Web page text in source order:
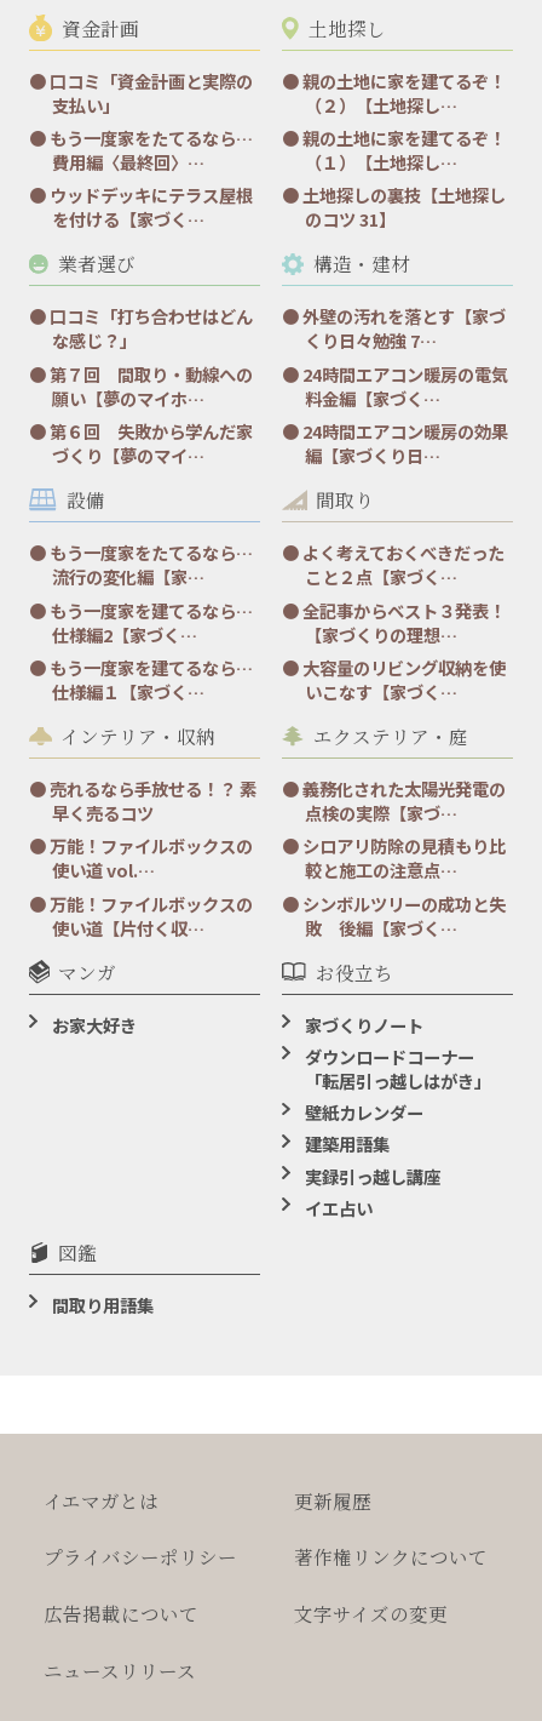
資金計画
口コミ「資金計画と実際の
支払い」
もう一度家をたてるなら…
費用編〈最終回〉…
ウッドデッキにテラス屋根
を付ける【家づく…
土地探し
親の土地に家を建てるぞ！
（２）【土地探し…
親の土地に家を建てるぞ！
（１）【土地探し…
土地探しの裏技【土地探し
のコツ 31】
業者選び
口コミ「打ち合わせはどん
な感じ？」
第７回 間取り・動線への
願い【夢のマイホ…
第６回 失敗から学んだ家
づくり【夢のマイ…
構造・建材
外壁の汚れを落とす【家づ
くり日々勉強 7…
24時間エアコン暖房の電気
料金編【家づく…
24時間エアコン暖房の効果
編【家づくり日…
設備
もう一度家をたてるなら…
流行の変化編【家…
もう一度家を建てるなら…
仕様編2【家づく…
もう一度家を建てるなら…
仕様編１【家づく…
間取り
よく考えておくべきだった
こと２点【家づく…
全記事からベスト３発表！
【家づくりの理想…
大容量のリビング収納を使
いこなす【家づく…
インテリア・収納
売れるなら手放せる！？ 素
早く売るコツ
万能！ファイルボックスの
使い道 vol.…
万能！ファイルボックスの
使い道【片付く収…
エクステリア・庭
義務化された太陽光発電の
点検の実際【家づ…
シロアリ防除の見積もり比
較と施工の注意点…
シンボルツリーの成功と失
敗 後編【家づく…
マンガ
お家大好き
お役立ち
家づくりノート
ダウンロードコーナー
「転居引っ越しはがき」
壁紙カレンダー
建築用語集
実録引っ越し講座
イエ占い
図鑑
間取り用語集
イエマガとは 更新履歴
プライバシーポリシー 著作権 リンクについて
広告掲載について 文字サイズの変更
ニュースリリース